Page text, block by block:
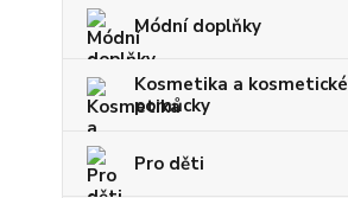
Módní doplňky
Kosmetika a kosmetické
pomůcky
Pro děti